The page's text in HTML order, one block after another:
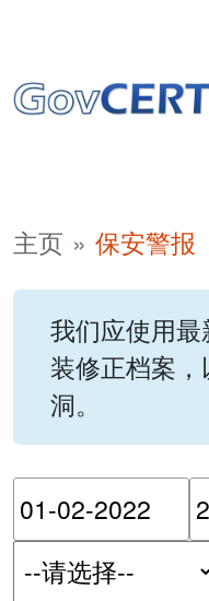
主页 保安警报
我们应使用
装修正档案
洞。